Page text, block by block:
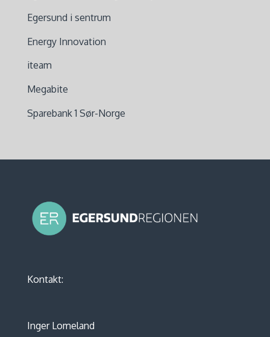
Egersund i sentrum
Energy Innovation
iteam
Megabite
Sparebank 1 Sør-Norge
Kontakt:
Inger Lomeland